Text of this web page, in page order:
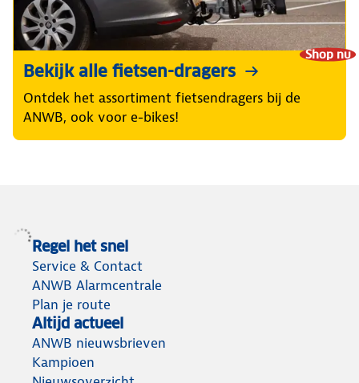
Shop nu
Bekijk alle fietsen-dragers
Ontdek het assortiment fietsendragers bij de
ANWB, ook voor e-bikes!
Regel het snel
Service & Contact
ANWB Alarmcentrale
Plan je route
Altijd actueel
ANWB nieuwsbrieven
Kampioen